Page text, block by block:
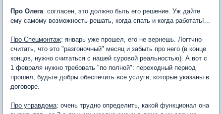
Про Олега: согласен, это должно быть его решение. Уж дайте
ему самому возможность решать, когда спать и когда работать!...
Про Спецмонтаж: январь уже прошел, его не вернешь. Логтчно
считать, что это "разгоночный" месяц и забыть про него (в конце
концов, нужно считаться с нашей суровой реальностью). А вот с
1 февраля нужно требовать "по полной": переходный период
прошел, будьте добры обеспечить все услуги, которые указаны в
договоре.
Про управдома: очень трудно определить, какой функционал она